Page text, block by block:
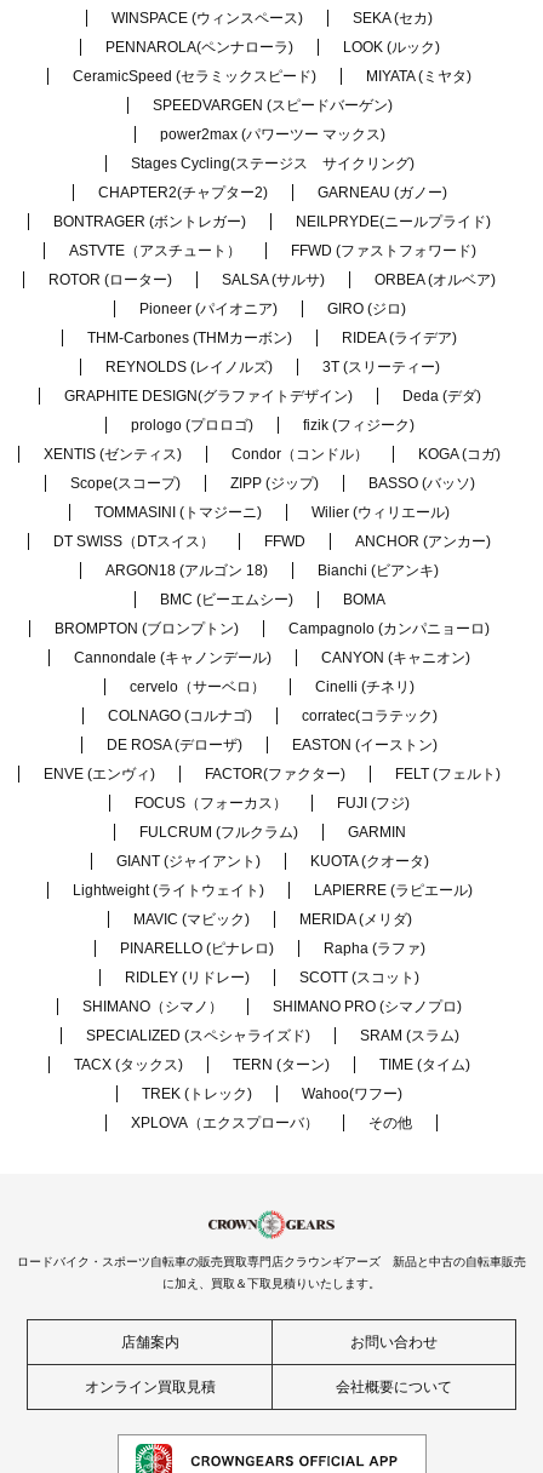
WINSPACE (ウィンスペース)
SEKA (セカ)
PENNAROLA(ペンナローラ)
LOOK (ルック)
CeramicSpeed (セラミックスピード)
MIYATA (ミヤタ)
SPEEDVARGEN (スピードバーゲン)
power2max (パワーツー マックス)
Stages Cycling(ステージス サイクリング)
CHAPTER2(チャプター2)
GARNEAU (ガノー)
BONTRAGER (ボントレガー)
NEILPRYDE(ニールプライド)
ASTVTE（アスチュート）
FFWD (ファストフォワード)
ROTOR (ローター)
SALSA (サルサ)
ORBEA (オルベア)
Pioneer (パイオニア)
GIRO (ジロ)
THM-Carbones (THMカーボン)
RIDEA (ライデア)
REYNOLDS (レイノルズ)
3T (スリーティー)
GRAPHITE DESIGN(グラファイトデザイン)
Deda (デダ)
prologo (プロロゴ)
fizik (フィジーク)
XENTIS (ゼンティス)
Condor（コンドル）
KOGA (コガ)
Scope(スコープ)
ZIPP (ジップ)
BASSO (バッソ)
TOMMASINI (トマジーニ)
Wilier (ウィリエール)
DT SWISS（DTスイス）
FFWD
ANCHOR (アンカー)
ARGON18 (アルゴン 18)
Bianchi (ビアンキ)
BMC (ビーエムシー)
BOMA
BROMPTON (ブロンプトン)
Campagnolo (カンパニョーロ)
Cannondale (キャノンデール)
CANYON (キャニオン)
cervelo（サーベロ）
Cinelli (チネリ)
COLNAGO (コルナゴ)
corratec(コラテック)
DE ROSA (デローザ)
EASTON (イーストン)
ENVE (エンヴィ)
FACTOR(ファクター)
FELT (フェルト)
FOCUS（フォーカス）
FUJI (フジ)
FULCRUM (フルクラム)
GARMIN
GIANT (ジャイアント)
KUOTA (クオータ)
Lightweight (ライトウェイト)
LAPIERRE (ラピエール)
MAVIC (マビック)
MERIDA (メリダ)
PINARELLO (ピナレロ)
Rapha (ラファ)
RIDLEY (リドレー)
SCOTT (スコット)
SHIMANO（シマノ）
SHIMANO PRO (シマノプロ)
SPECIALIZED (スペシャライズド)
SRAM (スラム)
TACX (タックス)
TERN (ターン)
TIME (タイム)
TREK (トレック)
Wahoo(ワフー)
XPLOVA（エクスプローバ）
その他
ロードバイク・スポーツ自転車の販売買取専門店クラウンギアーズ 新品と中古の自転車販売
に加え、買取＆下取見積りいたします。
店舗案内 お問い合わせ
オンライン買取見積 会社概要について